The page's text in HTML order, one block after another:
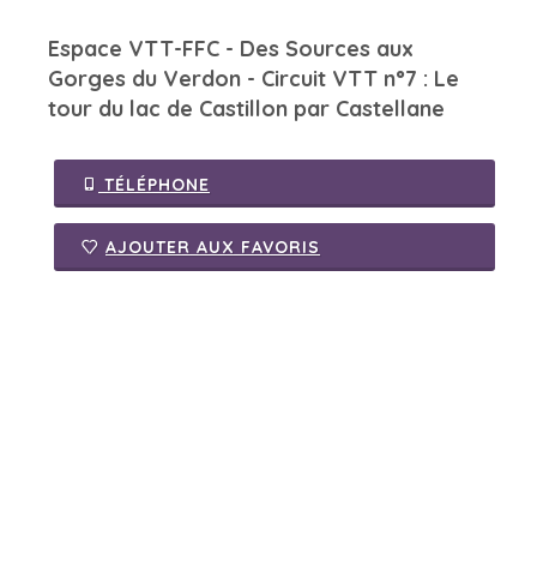
Espace VTT-FFC - Des Sources aux
Gorges du Verdon - Circuit VTT n°7 : Le
tour du lac de Castillon par Castellane
TÉLÉPHONE
AJOUTER AUX FAVORIS